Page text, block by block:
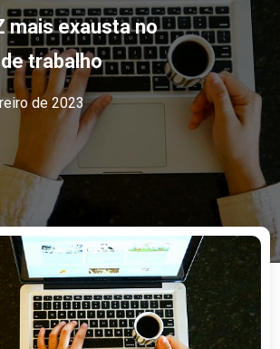
mais exausta no
trabalho
de 2023